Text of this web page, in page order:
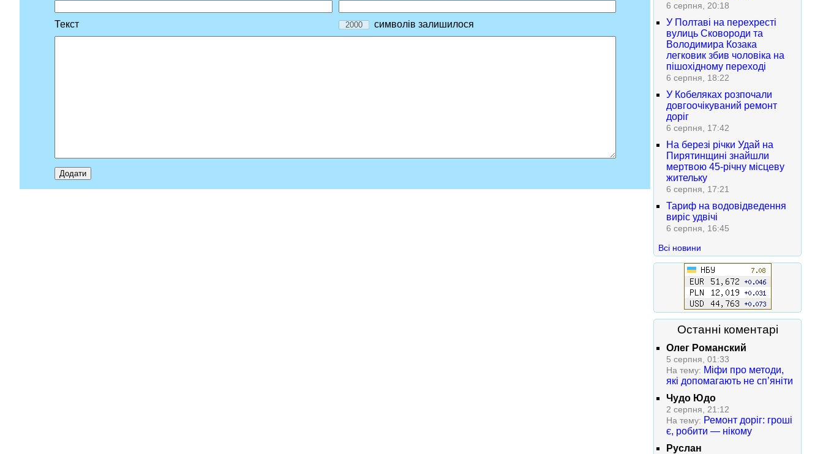
Текст символів залишилося
6 серпня, 20:18
У Полтаві на перехресті
вулиць Сковороди та
Володимира Козака
легковик збив чоловіка на
пішохідному переході
6 серпня, 18:22
У Кобеляках розпочали
довгоочікуваний ремонт
доріг
6 серпня, 17:42
На березі річки Удай на
Пирятинщині знайшли
мертвою 45-річну місцеву
жительку
6 серпня, 17:21
Тариф на водовідведення
виріс удвічі
6 серпня, 16:45
Всі новини
Останні коментарі
Олег Романский
5 серпня, 01:33
На тему: Міфи про методи,
які допомагають не сп’яніти
Чудо Юдо
2 серпня, 21:12
На тему: Ремонт доріг: гроші
є, робити — нікому
Руслан